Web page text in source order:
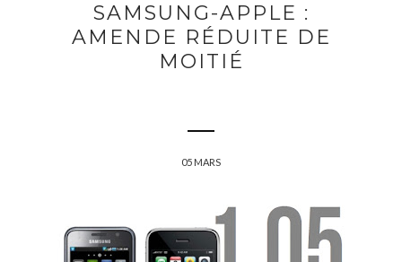
SAMSUNG-APPLE :
AMENDE RÉDUITE DE
MOITIÉ
05 MARS